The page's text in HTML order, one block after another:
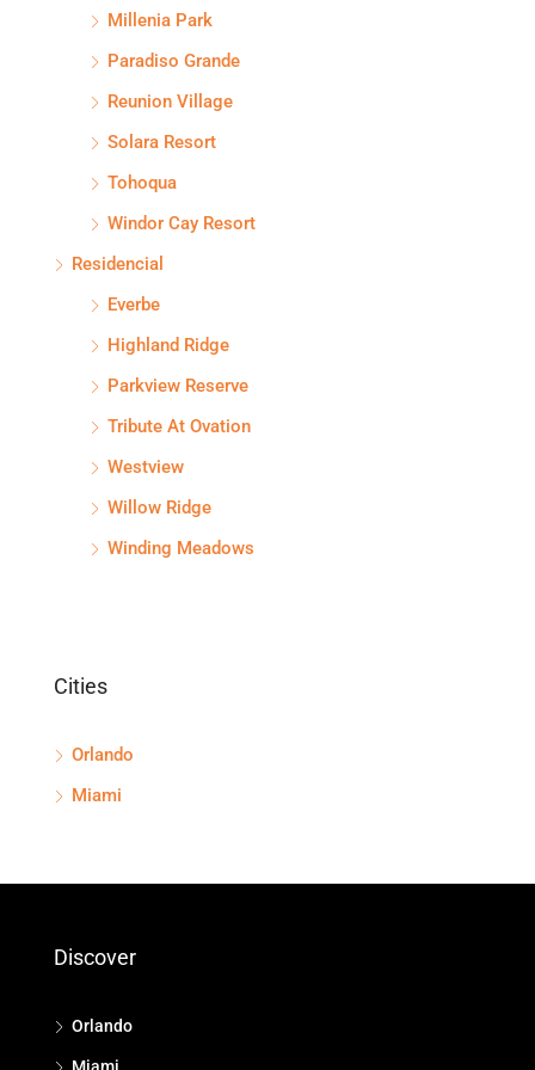
Millenia Park
Paradiso Grande
Reunion Village
Solara Resort
Tohoqua
Windor Cay Resort
Residencial
Everbe
Highland Ridge
Parkview Reserve
Tribute At Ovation
Westview
Willow Ridge
Winding Meadows
Cities
Orlando
Miami
Discover
Orlando
Miami